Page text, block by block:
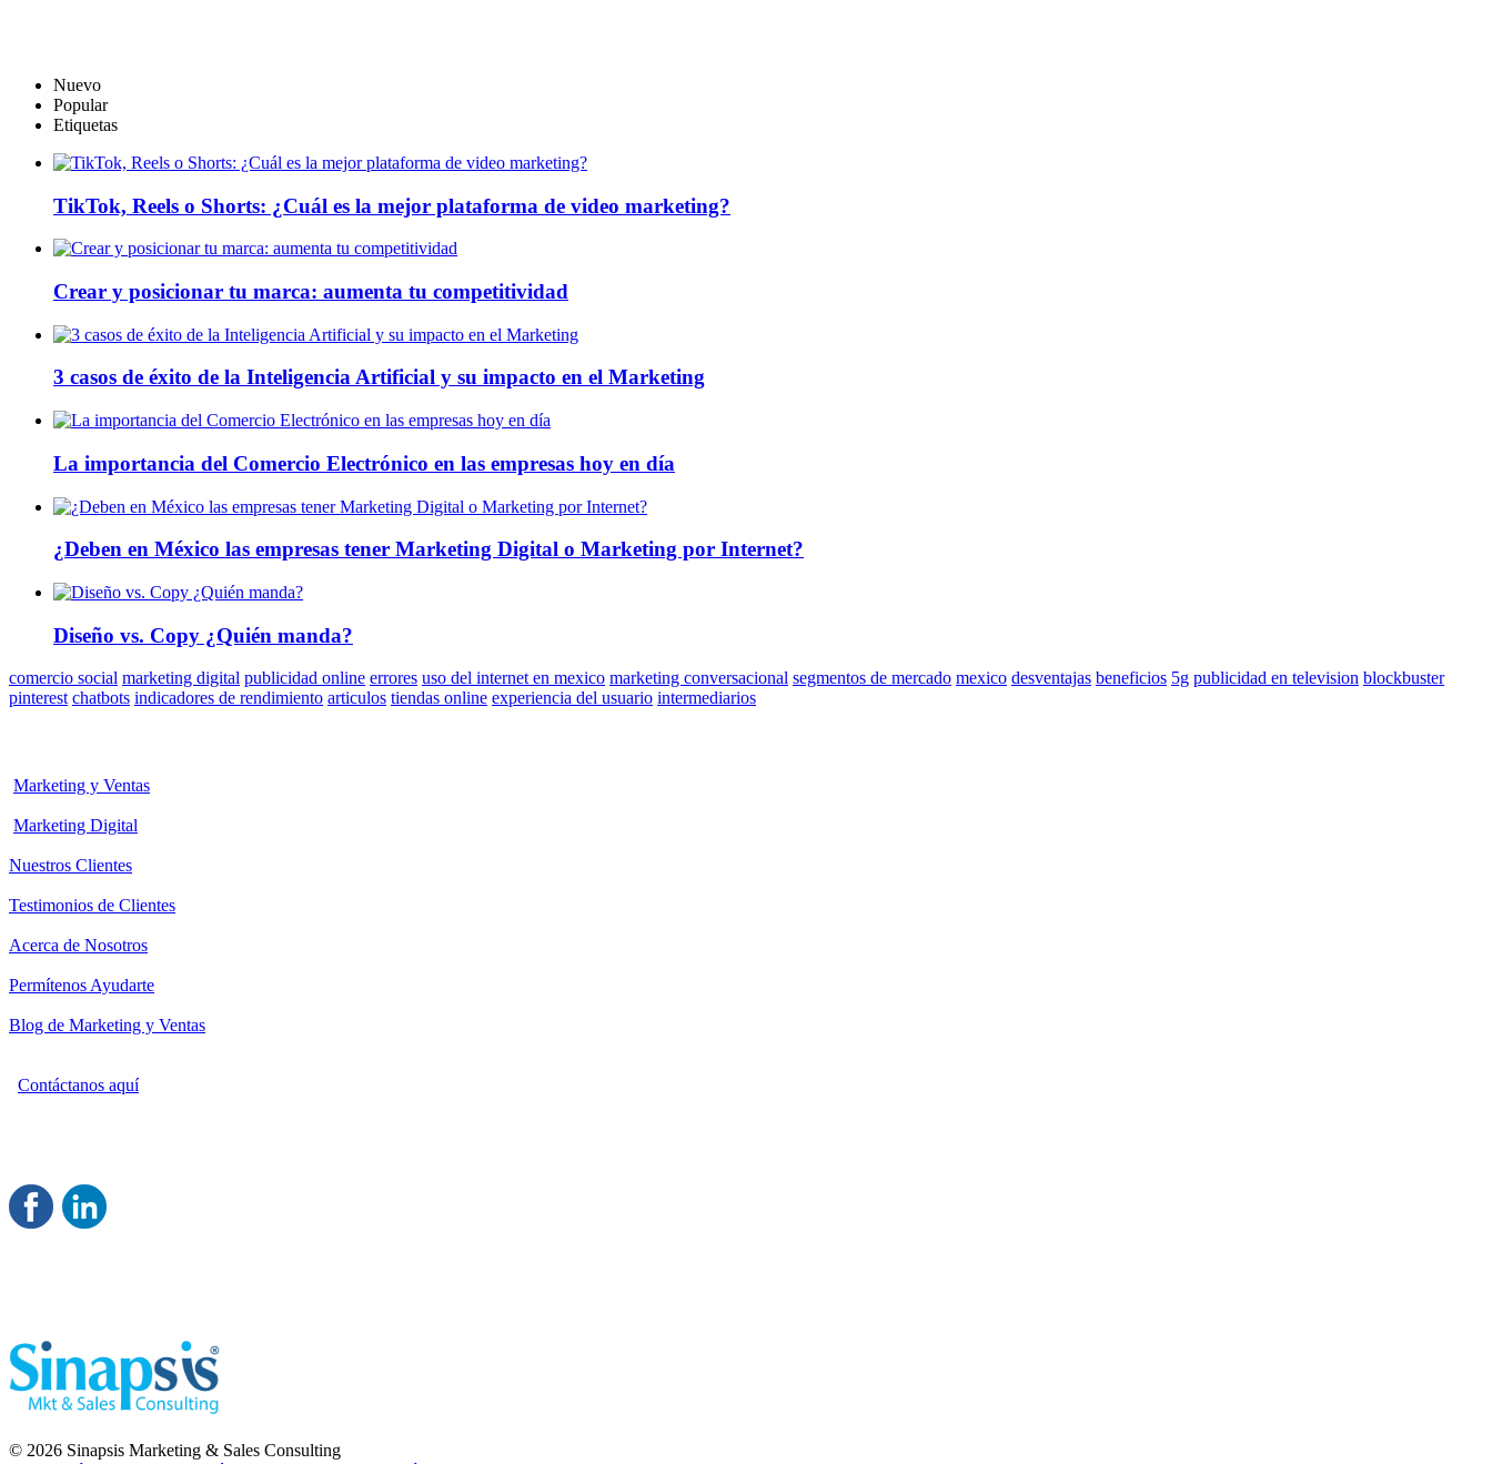
Nuevo
Popular
Etiquetas
TikTok, Reels o Shorts: ¿Cuál es la mejor plataforma de video marketing?
Crear y posicionar tu marca: aumenta tu competitividad
3 casos de éxito de la Inteligencia Artificial y su impacto en el Marketing
La importancia del Comercio Electrónico en las empresas hoy en día
¿Deben en México las empresas tener Marketing Digital o Marketing por Internet?
Diseño vs. Copy ¿Quién manda?
comercio social marketing digital publicidad online errores uso del internet en mexico marketing conversacional segmentos de mercado mexico desventajas beneficios 5g publicidad en television blockbuster
pinterest chatbots indicadores de rendimiento articulos tiendas online experiencia del usuario intermediarios
Marketing y Ventas
Marketing Digital
Nuestros Clientes
Testimonios de Clientes
Acerca de Nosotros
Permítenos Ayudarte
Blog de Marketing y Ventas
Contáctanos aquí
© 2026 Sinapsis Marketing & Sales Consulting